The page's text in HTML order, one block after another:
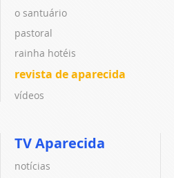
o santuário
pastoral
rainha hotéis
revista de aparecida
vídeos
TV Aparecida
notícias